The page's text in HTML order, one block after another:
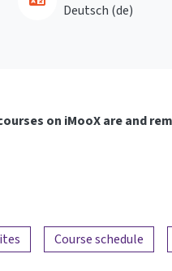
Deutsch ‎(de)‎
on iMooX are and
Course schedule